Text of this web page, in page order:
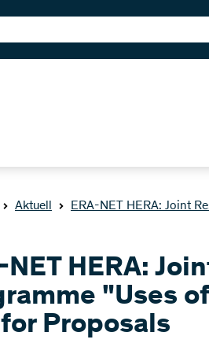
Aktuell ERA-NET HERA: Joint
NET HERA:
"Uses
Proposals